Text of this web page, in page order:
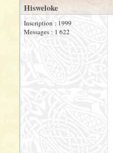
Hisweloke
Inscription : 1999
Messages : 1 622